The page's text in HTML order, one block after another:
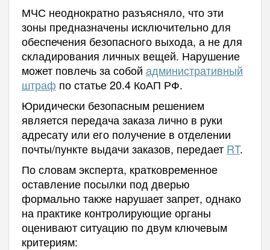
МЧС неоднократно разъясняло, что эти
зоны предназначены исключительно для
обеспечения безопасного выхода, а не для
складирования личных вещей. Нарушение
может повлечь за собой административный
штраф по статье 20.4 КоАП РФ.
Юридически безопасным решением
является передача заказа лично в руки
адресату или его получение в отделении
почты/пункте выдачи заказов, передает RT.
По словам эксперта, кратковременное
оставление посылки под дверью
формально также нарушает запрет, однако
на практике контролирующие органы
оценивают ситуацию по двум ключевым
критериям: